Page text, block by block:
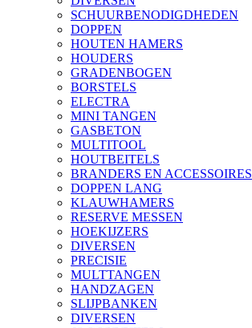
SCHUURBENODIGDHEDEN
DOPPEN
HOUTEN HAMERS
HOUDERS
GRADENBOGEN
BORSTELS
ELECTRA
MINI TANGEN
GASBETON
MULTITOOL
HOUTBEITELS
BRANDERS EN ACCESSOIRES
DOPPEN LANG
KLAUWHAMERS
RESERVE MESSEN
HOEKIJZERS
DIVERSEN
PRECISIE
MULTTANGEN
HANDZAGEN
SLIJPBANKEN
DIVERSEN